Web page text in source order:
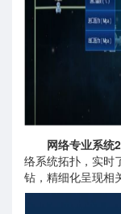
网络专业系统
络系统拓扑，实时
钻，精细化呈现相